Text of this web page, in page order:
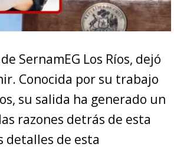
SernamEG Los Ríos, dejó
Conocida por su trabajo
su salida ha generado un
razones detrás de esta
detalles de esta